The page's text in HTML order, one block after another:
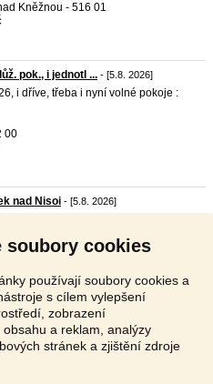
soubory cookies
používají soubory cookies a
s cílem vylepšení
zobrazení
a reklam, analýzy
stránek a zjištění zdroje
Kněžnou - 516 01
pok., i jednotl ... - [5.8. 2026]
i dříve, třeba i nyní volné pokoje :
00
nad Nisoi - [5.8. 2026]
Kč
1 2 3 Další